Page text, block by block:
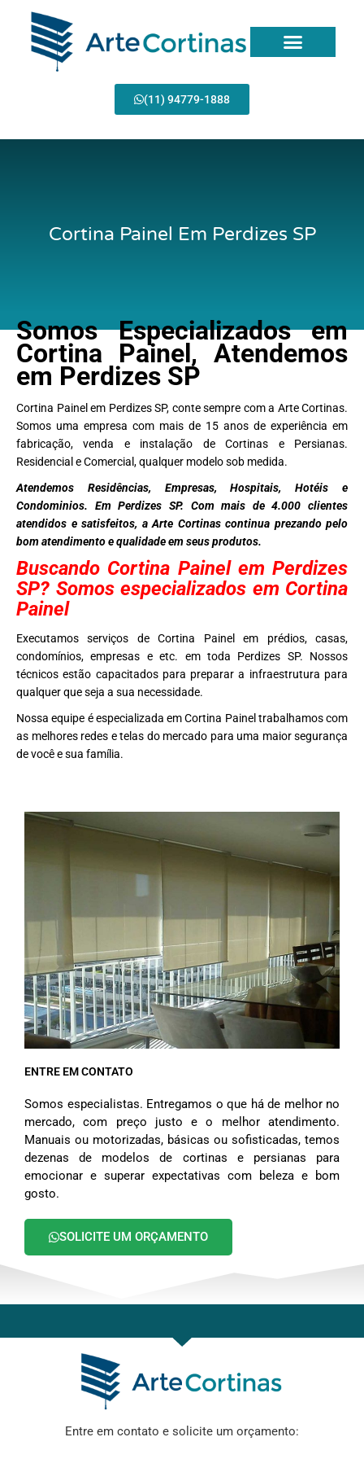
conteúdo
(11) 94779-1888
Cortina Painel Em Perdizes SP
Somos Especializados em
Cortina Painel, Atendemos
em Perdizes SP
Cortina Painel em Perdizes SP, conte sempre com a Arte Cortinas.
Somos uma empresa com mais de 15 anos de experiência em
fabricação, venda e instalação de Cortinas e Persianas.
Residencial e Comercial, qualquer modelo sob medida.
Atendemos Residências, Empresas, Hospitais, Hotéis e
Condominios. Em Perdizes SP. Com mais de 4.000 clientes
atendidos e satisfeitos, a Arte Cortinas continua prezando pelo
bom atendimento e qualidade em seus produtos.
Buscando Cortina Painel em Perdizes
SP? Somos especializados em Cortina
Painel
Executamos serviços de Cortina Painel em prédios, casas,
condomínios, empresas e etc. em toda Perdizes SP. Nossos
técnicos estão capacitados para preparar a infraestrutura para
qualquer que seja a sua necessidade.
Nossa equipe é especializada em Cortina Painel trabalhamos com
as melhores redes e telas do mercado para uma maior segurança
de você e sua família.
ENTRE EM CONTATO
Somos especialistas. Entregamos o que há de melhor no
mercado, com preço justo e o melhor atendimento.
Manuais ou motorizadas, básicas ou sofisticadas, temos
dezenas de modelos de cortinas e persianas para
emocionar e superar expectativas com beleza e bom
gosto.
SOLICITE UM ORÇAMENTO
Entre em contato e solicite um orçamento: